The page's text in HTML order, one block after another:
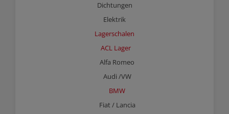
Dichtungen
Elektrik
Lagerschalen
ACL Lager
Alfa Romeo
Audi /VW
BMW
Fiat / Lancia